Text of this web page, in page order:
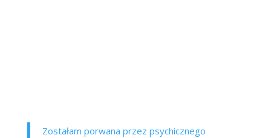
Zostałam porwana przez psychicznego